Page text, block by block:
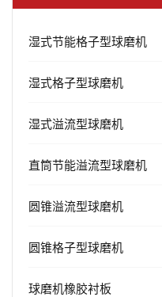
湿式节能格子型球磨机
湿式格子型球磨机
湿式溢流型球磨机
直筒节能溢流型球磨机
圆锥溢流型球磨机
圆锥格子型球磨机
球磨机橡胶衬板